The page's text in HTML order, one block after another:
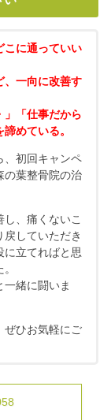
こに通っていい
、一向に改善す
」「仕事だから
めている。
、初回キャンペ
の葉整骨院の治
、痛くないこ
戻していただき
に立てればと思
緒に闘いま
ぜひお気軽にご